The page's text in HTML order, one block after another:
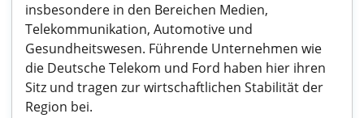
insbesondere in den Bereichen Medien,
Telekommunikation, Automotive und
Gesundheitswesen. Führende Unternehmen wie
die Deutsche Telekom und Ford haben hier ihren
Sitz und tragen zur wirtschaftlichen Stabilität der
Region bei.